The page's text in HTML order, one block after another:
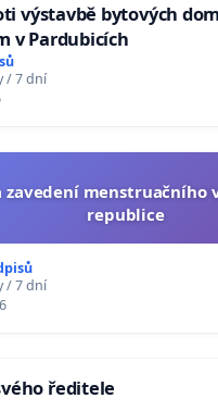
výstavbě bytových
v Pardubicích
/ 7 dní
zavedení menstruačního
republice
/ 7 dní
ředitele